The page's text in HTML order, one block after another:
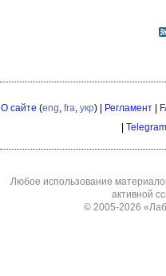
О сайте (eng fra укр) | Регламент|
| Telegram
Любое использование
активной
© 2005-2026